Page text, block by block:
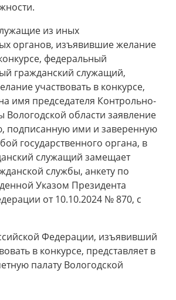
из иных
органов, изъявившие желание
федеральный
гражданский служащий,
участвовать в конкурсе,
имя председателя Контрольно-
Вологодской области заявление
подписанную ими и заверенную
государственного органа, в
служащий замещает
службы, анкету по
Указом Президента
от 10.10.2024 № 870, с
Федерации, изъявивший
в конкурсе, представляет в
палату Вологодской